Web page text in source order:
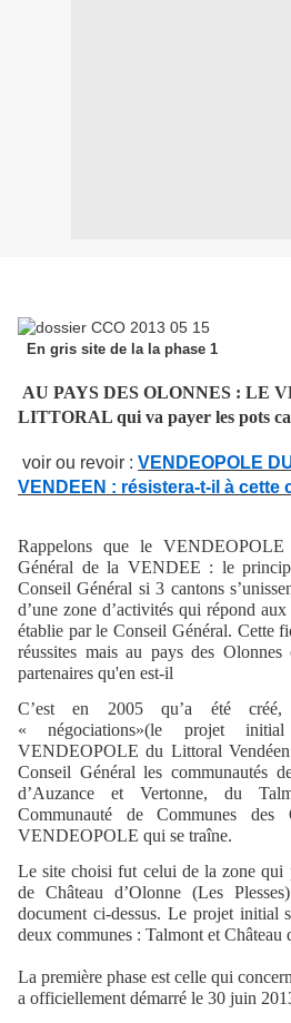
En gris site de la la phase 1
AU PAYS DES OLONNES : LE
LITTORAL qui va payer les pots
voir ou revoir : VENDEOPOLE
VENDEEN : résistera-t-il à cette
Rappelons que le
Général de la VENDEE : le
Conseil Général si 3 cantons
d’une zone d’activités qui répond
établie par le Conseil Général. Cette
réussites mais au pays des
partenaires qu'en est-il
C’est en 2005 qu’a été
« négociations»(le projet
VENDEOPOLE du Littoral Vendéen
Conseil Général les communautés
d’Auzance et Vertonne, du
Communauté de Communes
VENDEOPOLE qui se traîne.
Le site choisi fut celui de la zone qui
de Château d’Olonne (Les
document ci-dessus. Le projet initial
deux communes : Talmont et Château
La première phase est celle qui
a officiellement démarré le 30 juin